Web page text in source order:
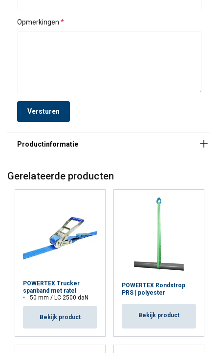
Opmerkingen
Versturen
Gerelateerde producten
POWERTEX Trucker
spanband met ratel
50 mm / LC 2500 daN
Bekijk product
POWERTEX Rondstrop
PRS | polyester
Bekijk product